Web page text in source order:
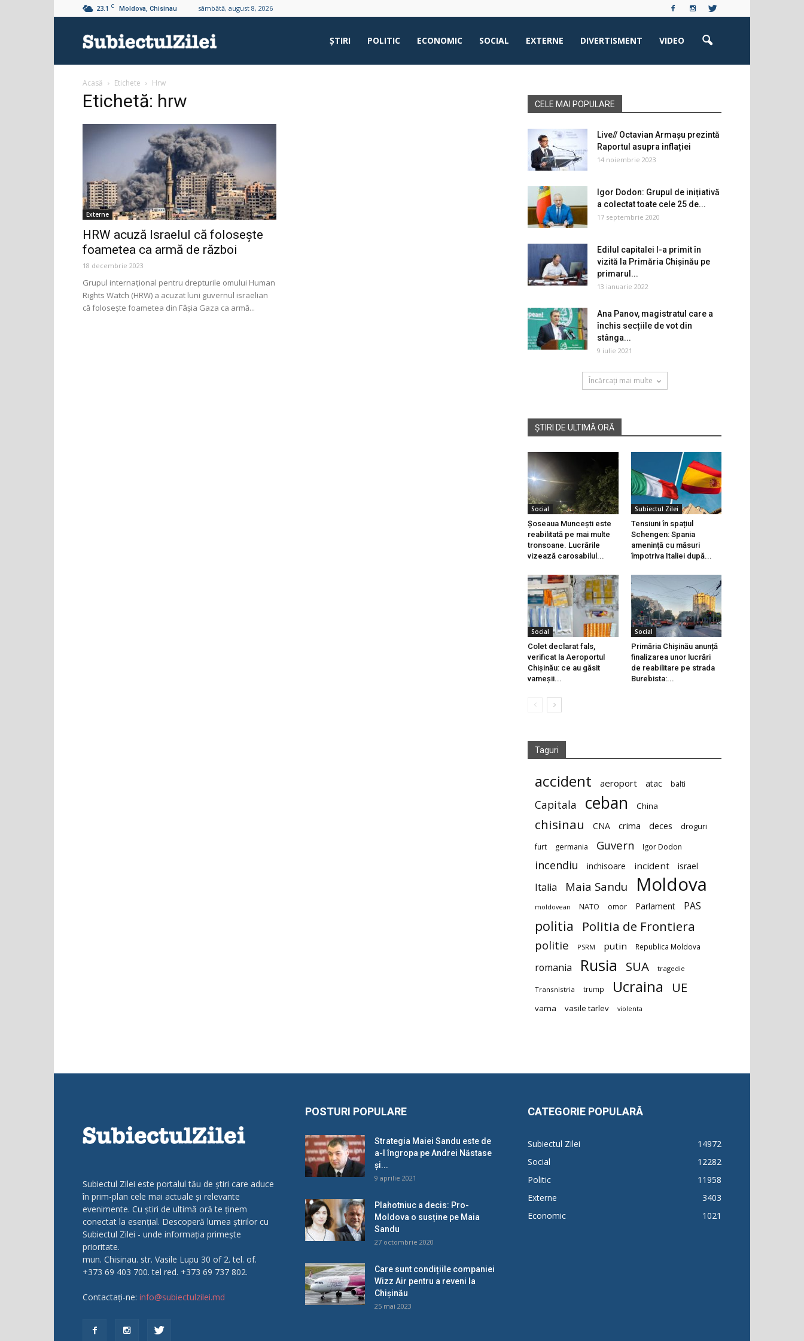
23.1 C Moldova, Chisinau sâmbătă, august 8, 2026
ŞTIRI POLITIC ECONOMIC SOCIAL EXTERNE DIVERTISMENT VIDEO
Acasă Etichete Hrw
Etichetă: hrw
Externe
HRW acuză Israelul că folosește
foametea ca armă de război
18 decembrie 2023
Grupul internațional pentru drepturile omului Human
Rights Watch (HRW) a acuzat luni guvernul israelian
că folosește foametea din Fâșia Gaza ca armă...
CELE MAI POPULARE
Live// Octavian Armașu prezintă
Raportul asupra inflației
14 noiembrie 2023
Igor Dodon: Grupul de inițiativă
a colectat toate cele 25 de...
17 septembrie 2020
Edilul capitalei l-a primit în
vizită la Primăria Chișinău pe
primarul...
13 ianuarie 2022
Ana Panov, magistratul care a
închis secțiile de vot din
stânga...
9 iulie 2021
Încărcați mai multe
ȘTIRI DE ULTIMĂ ORĂ
Social
Șoseaua Muncești este
reabilitată pe mai multe
tronsoane. Lucrările
vizează carosabilul...
Subiectul Zilei
Tensiuni în spațiul
Schengen: Spania
amenință cu măsuri
împotriva Italiei după...
Social
Colet declarat fals,
verificat la Aeroportul
Chișinău: ce au găsit
vameșii...
Social
Primăria Chișinău anunță
finalizarea unor lucrări
de reabilitare pe strada
Burebista:...
Taguri
accident aeroport atac balti
Capitala ceban China
chisinau CNA crima deces droguri
furt germania Guvern Igor Dodon
incendiu inchisoare incident israel
Italia Maia Sandu Moldova
moldovean NATO omor Parlament PAS
politia Politia de Frontiera
politie PSRM putin Republica Moldova
romania Rusia SUA tragedie
Transnistria trump Ucraina UE
vama vasile tarlev violenta
Subiectul Zilei este portalul tău de știri care aduce
în prim-plan cele mai actuale și relevante
evenimente. Cu știri de ultimă oră te ținem
conectat la esențial. Descoperă lumea știrilor cu
Subiectul Zilei - unde informația primește
prioritate.
mun. Chisinau. str. Vasile Lupu 30 of 2. tel. of.
+373 69 403 700. tel red. +373 69 737 802.
Contactați-ne: info@subiectulzilei.md
POSTURI POPULARE
Strategia Maiei Sandu este de
a-l îngropa pe Andrei Năstase
și...
9 aprilie 2021
Plahotniuc a decis: Pro-
Moldova o susține pe Maia
Sandu
27 octombrie 2020
Care sunt condițiile companiei
Wizz Air pentru a reveni la
Chișinău
25 mai 2023
CATEGORIE POPULARĂ
Subiectul Zilei
14972
Social
12282
Politic
11958
Externe
3403
Economic
1021